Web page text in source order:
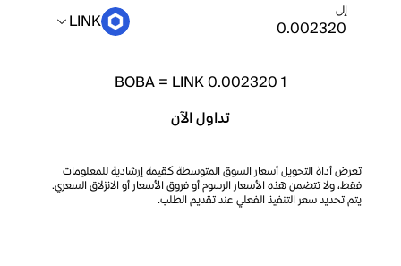
إلى LINK
1
BOBA= LINK 0.002320
تداول الآن
تعرض أداة التحويل أسعار السوق المتوسطة كقيمة إرشادية للمعلومات
فقط، ولا تتضمن هذه الأسعار الرسوم أو فروق الأسعار أو الانزلاق السعري.
يتم تحديد سعر التنفيذ الفعلي عند تقديم الطلب.